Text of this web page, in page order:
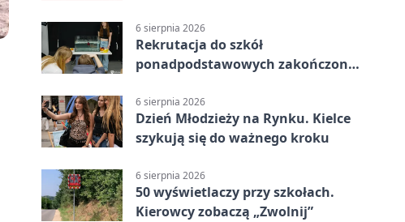
6 sierpnia 2026
Rekrutacja do szkół
ponadpodstawowych zakończona.
6 sierpnia 2026
Dzień Młodzieży na Rynku. Kielce
szykują się do ważnego kroku
6 sierpnia 2026
50 wyświetlaczy przy szkołach.
Kierowcy zobaczą „Zwolnij”